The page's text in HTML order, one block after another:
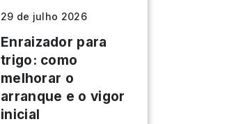
29 de julho 2026
Enraizador para
trigo: como
melhorar o
arranque e o vigor
inicial